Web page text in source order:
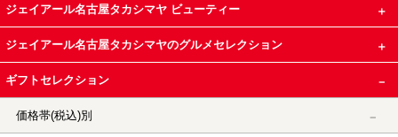
ジェイアール名古屋タカシマヤ ビューティー
ジェイアール名古屋タカシマヤのグルメセレクション
ギフトセレクション
価格帯(税込)別